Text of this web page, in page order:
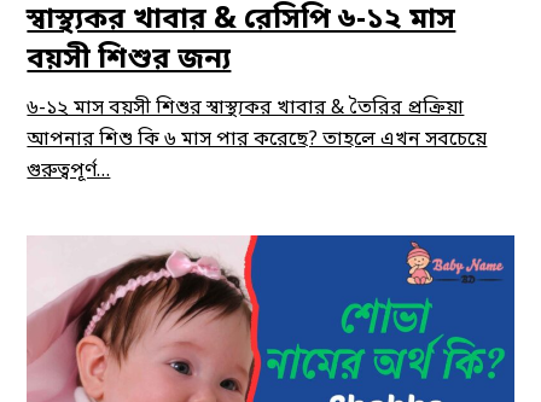
স্বাস্থ্যকর খাবার & রেসিপি ৬-১২ মাস
বয়সী শিশুর জন্য
৬-১২ মাস বয়সী শিশুর স্বাস্থ্যকর খাবার & তৈরির প্রক্রিয়া
আপনার শিশু কি ৬ মাস পার করেছে? তাহলে এখন সবচেয়ে
গুরুত্বপূর্ণ…